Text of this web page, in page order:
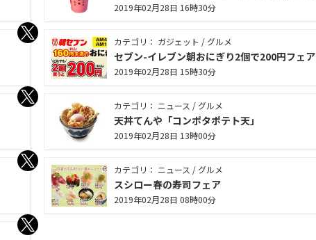
2019年02月28日 16時30分
カテゴリ： ガジェット / グルメ
セブン-イレブン朝おにぎり2個で200円フェア
2019年02月28日 15時30分
カテゴリ： ニュース / グルメ
天丼てんや「コンポタポテト天」
2019年02月28日 13時00分
カテゴリ： ニュース / グルメ
スシロー春の寿司フェア
2019年02月28日 08時00分